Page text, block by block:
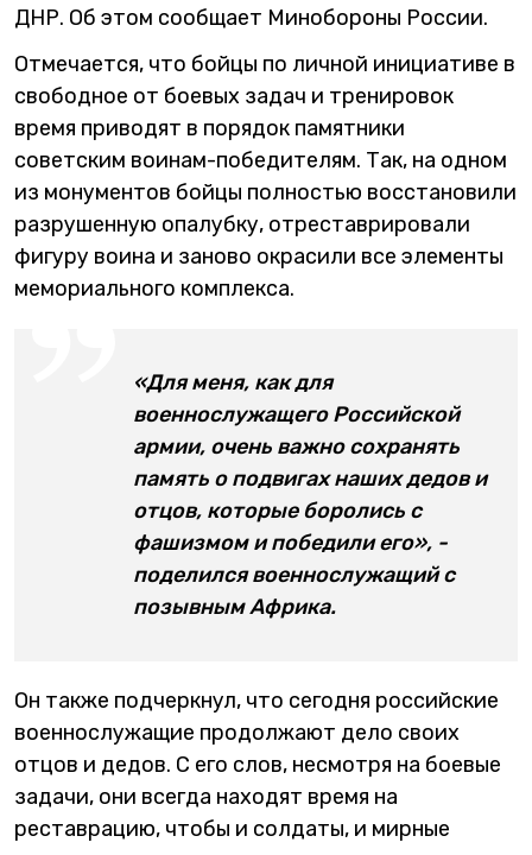
ДНР. Об этом сообщает Минобороны России.
Отмечается, что бойцы по личной инициативе в
свободное от боевых задач и тренировок
время приводят в порядок памятники
советским воинам-победителям. Так, на одном
из монументов бойцы полностью восстановили
разрушенную опалубку, отреставрировали
фигуру воина и заново окрасили все элементы
мемориального комплекса.
«Для меня, как для
военнослужащего Российской
армии, очень важно сохранять
память о подвигах наших дедов и
отцов, которые боролись с
фашизмом и победили его», -
поделился военнослужащий с
позывным Африка.
Он также подчеркнул, что сегодня российские
военнослужащие продолжают дело своих
отцов и дедов. С его слов, несмотря на боевые
задачи, они всегда находят время на
реставрацию, чтобы и солдаты, и мирные